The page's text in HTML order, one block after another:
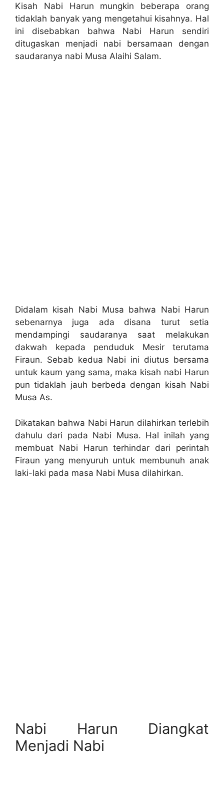
Kisah Nabi Harun mungkin beberapa orang
tidaklah banyak yang mengetahui kisahnya. Hal
ini disebabkan bahwa Nabi Harun sendiri
ditugaskan menjadi nabi bersamaan dengan
saudaranya nabi Musa Alaihi Salam.
Didalam kisah Nabi Musa bahwa Nabi Harun
sebenarnya juga ada disana turut setia
mendampingi saudaranya saat melakukan
dakwah kepada penduduk Mesir terutama
Firaun. Sebab kedua Nabi ini diutus bersama
untuk kaum yang sama, maka kisah nabi Harun
pun tidaklah jauh berbeda dengan kisah Nabi
Musa As.
Dikatakan bahwa Nabi Harun dilahirkan terlebih
dahulu dari pada Nabi Musa. Hal inilah yang
membuat Nabi Harun terhindar dari perintah
Firaun yang menyuruh untuk membunuh anak
laki-laki pada masa Nabi Musa dilahirkan.
Nabi Harun Diangkat
Menjadi Nabi